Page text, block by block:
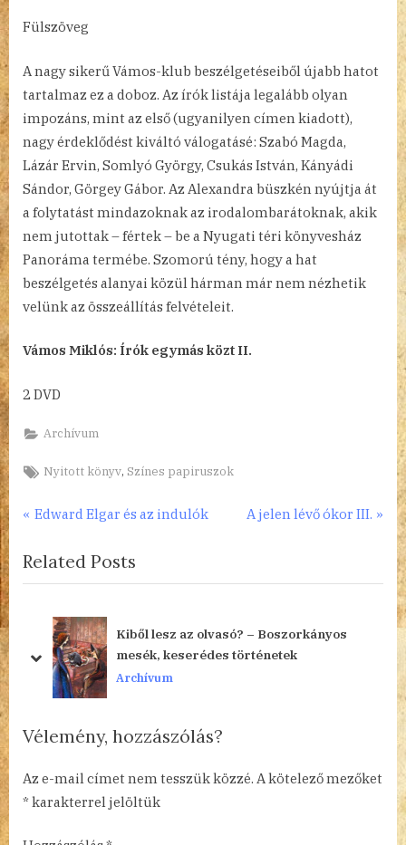
Fülszöveg
A nagy sikerű Vámos-klub beszélgetéseiből újabb hatot
tartalmaz ez a doboz. Az írók listája legalább olyan
impozáns, mint az első (ugyanilyen címen kiadott),
nagy érdeklődést kiváltó válogatásé: Szabó Magda,
Lázár Ervin, Somlyó György, Csukás István, Kányádi
Sándor, Görgey Gábor. Az Alexandra büszkén nyújtja át
a folytatást mindazoknak az irodalombarátoknak, akik
nem jutottak – fértek – be a Nyugati téri könyvesház
Panoráma termébe. Szomorú tény, hogy a hat
beszélgetés alanyai közül hárman már nem nézhetik
velünk az összeállítás felvételeit.
Vámos Miklós: Írók egymás közt II.
2 DVD
Archívum
Tags:
Nyitott könyv, Színes papiruszok
Bejegyzés
navigáció
P
e
v
u
s
:
Edward Elgar és az indulók
N
t
s
A jelen lévő ókor III.
Related Posts
Kiből lesz az olvasó? – Boszorkányos
mesék, keserédes történetek
Archívum
prev
next
Vélemény, hozzászólás?
Az e-mail címet nem tesszük közzé. A kötelező mezőket
* karakterrel jelöltük